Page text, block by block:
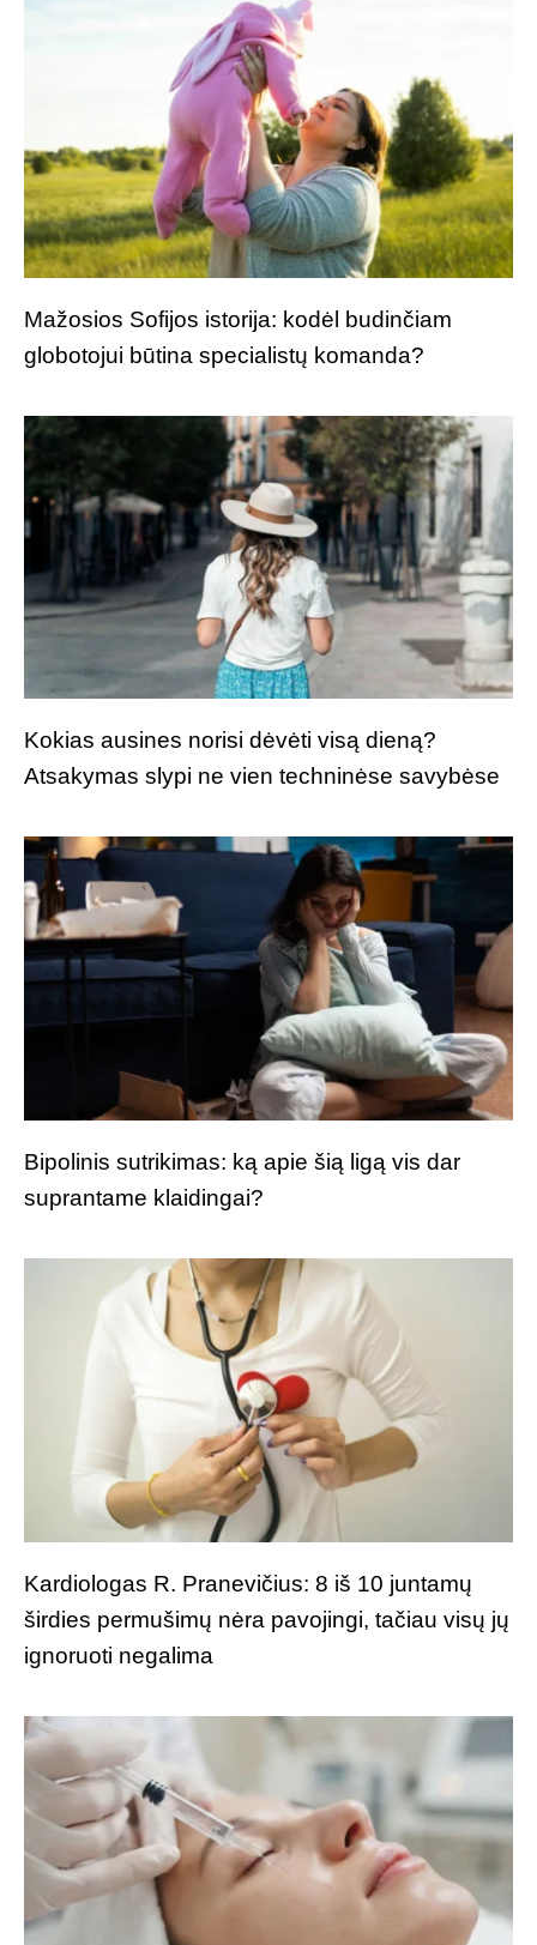
Mažosios Sofijos istorija: kodėl budinčiam
globotojui būtina specialistų komanda?
Kokias ausines norisi dėvėti visą dieną?
Atsakymas slypi ne vien techninėse savybėse
Bipolinis sutrikimas: ką apie šią ligą vis dar
suprantame klaidingai?
Kardiologas R. Pranevičius: 8 iš 10 juntamų
širdies permušimų nėra pavojingi, tačiau visų jų
ignoruoti negalima